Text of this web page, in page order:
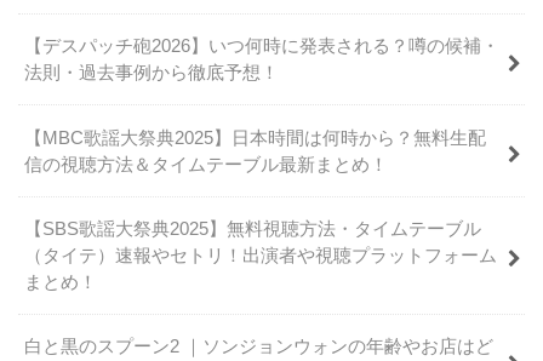
【デスパッチ砲2026】いつ何時に発表される？噂の候補・
法則・過去事例から徹底予想！
【MBC歌謡大祭典2025】日本時間は何時から？無料生配
信の視聴方法＆タイムテーブル最新まとめ！
【SBS歌謡大祭典2025】無料視聴方法・タイムテーブル
（タイテ）速報やセトリ！出演者や視聴プラットフォーム
まとめ！
白と黒のスプーン2 ｜ソンジョンウォンの年齢やお店はど